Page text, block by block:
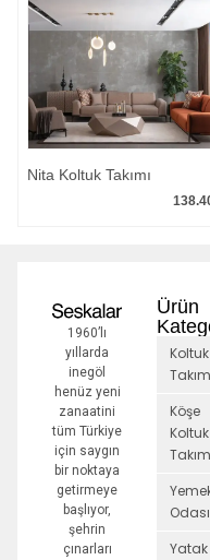
Nita Koltuk Takımı
1960’lı
yıllarda
inegöl
henüz yeni
zanaatini
tüm Türkiye
için saygın
bir noktaya
getirmeye
başlıyor,
şehrin
çınarları
Ürün
Koltuk
Köşe
Koltuk
Odası
Yatak